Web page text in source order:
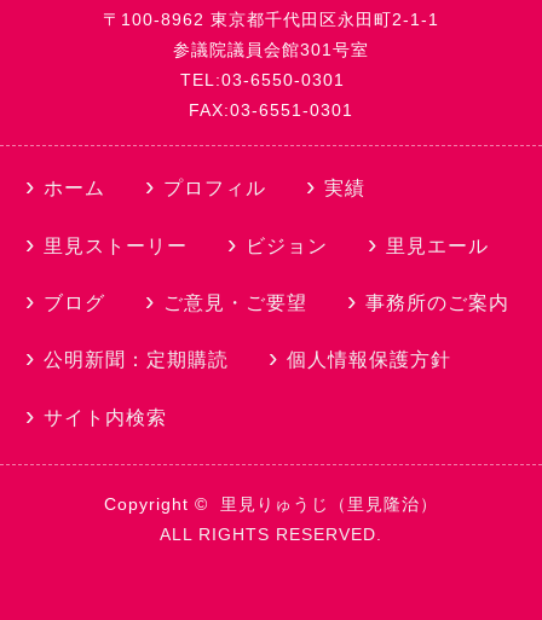
〒100-8962 東京都千代田区永田町2-1-1
参議院議員会館301号室
TEL:03-6550-0301
FAX:03-6551-0301
ホーム プロフィル 実績
里見ストーリー ビジョン 里見エール
ブログ ご意見・ご要望 事務所のご案内
公明新聞：定期購読 個人情報保護方針
サイト内検索
Copyright © 里見りゅうじ（里見隆治）
ALL RIGHTS RESERVED.